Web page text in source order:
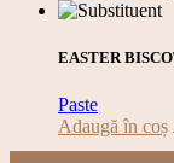
EASTER
Paste
Adaugă în coș